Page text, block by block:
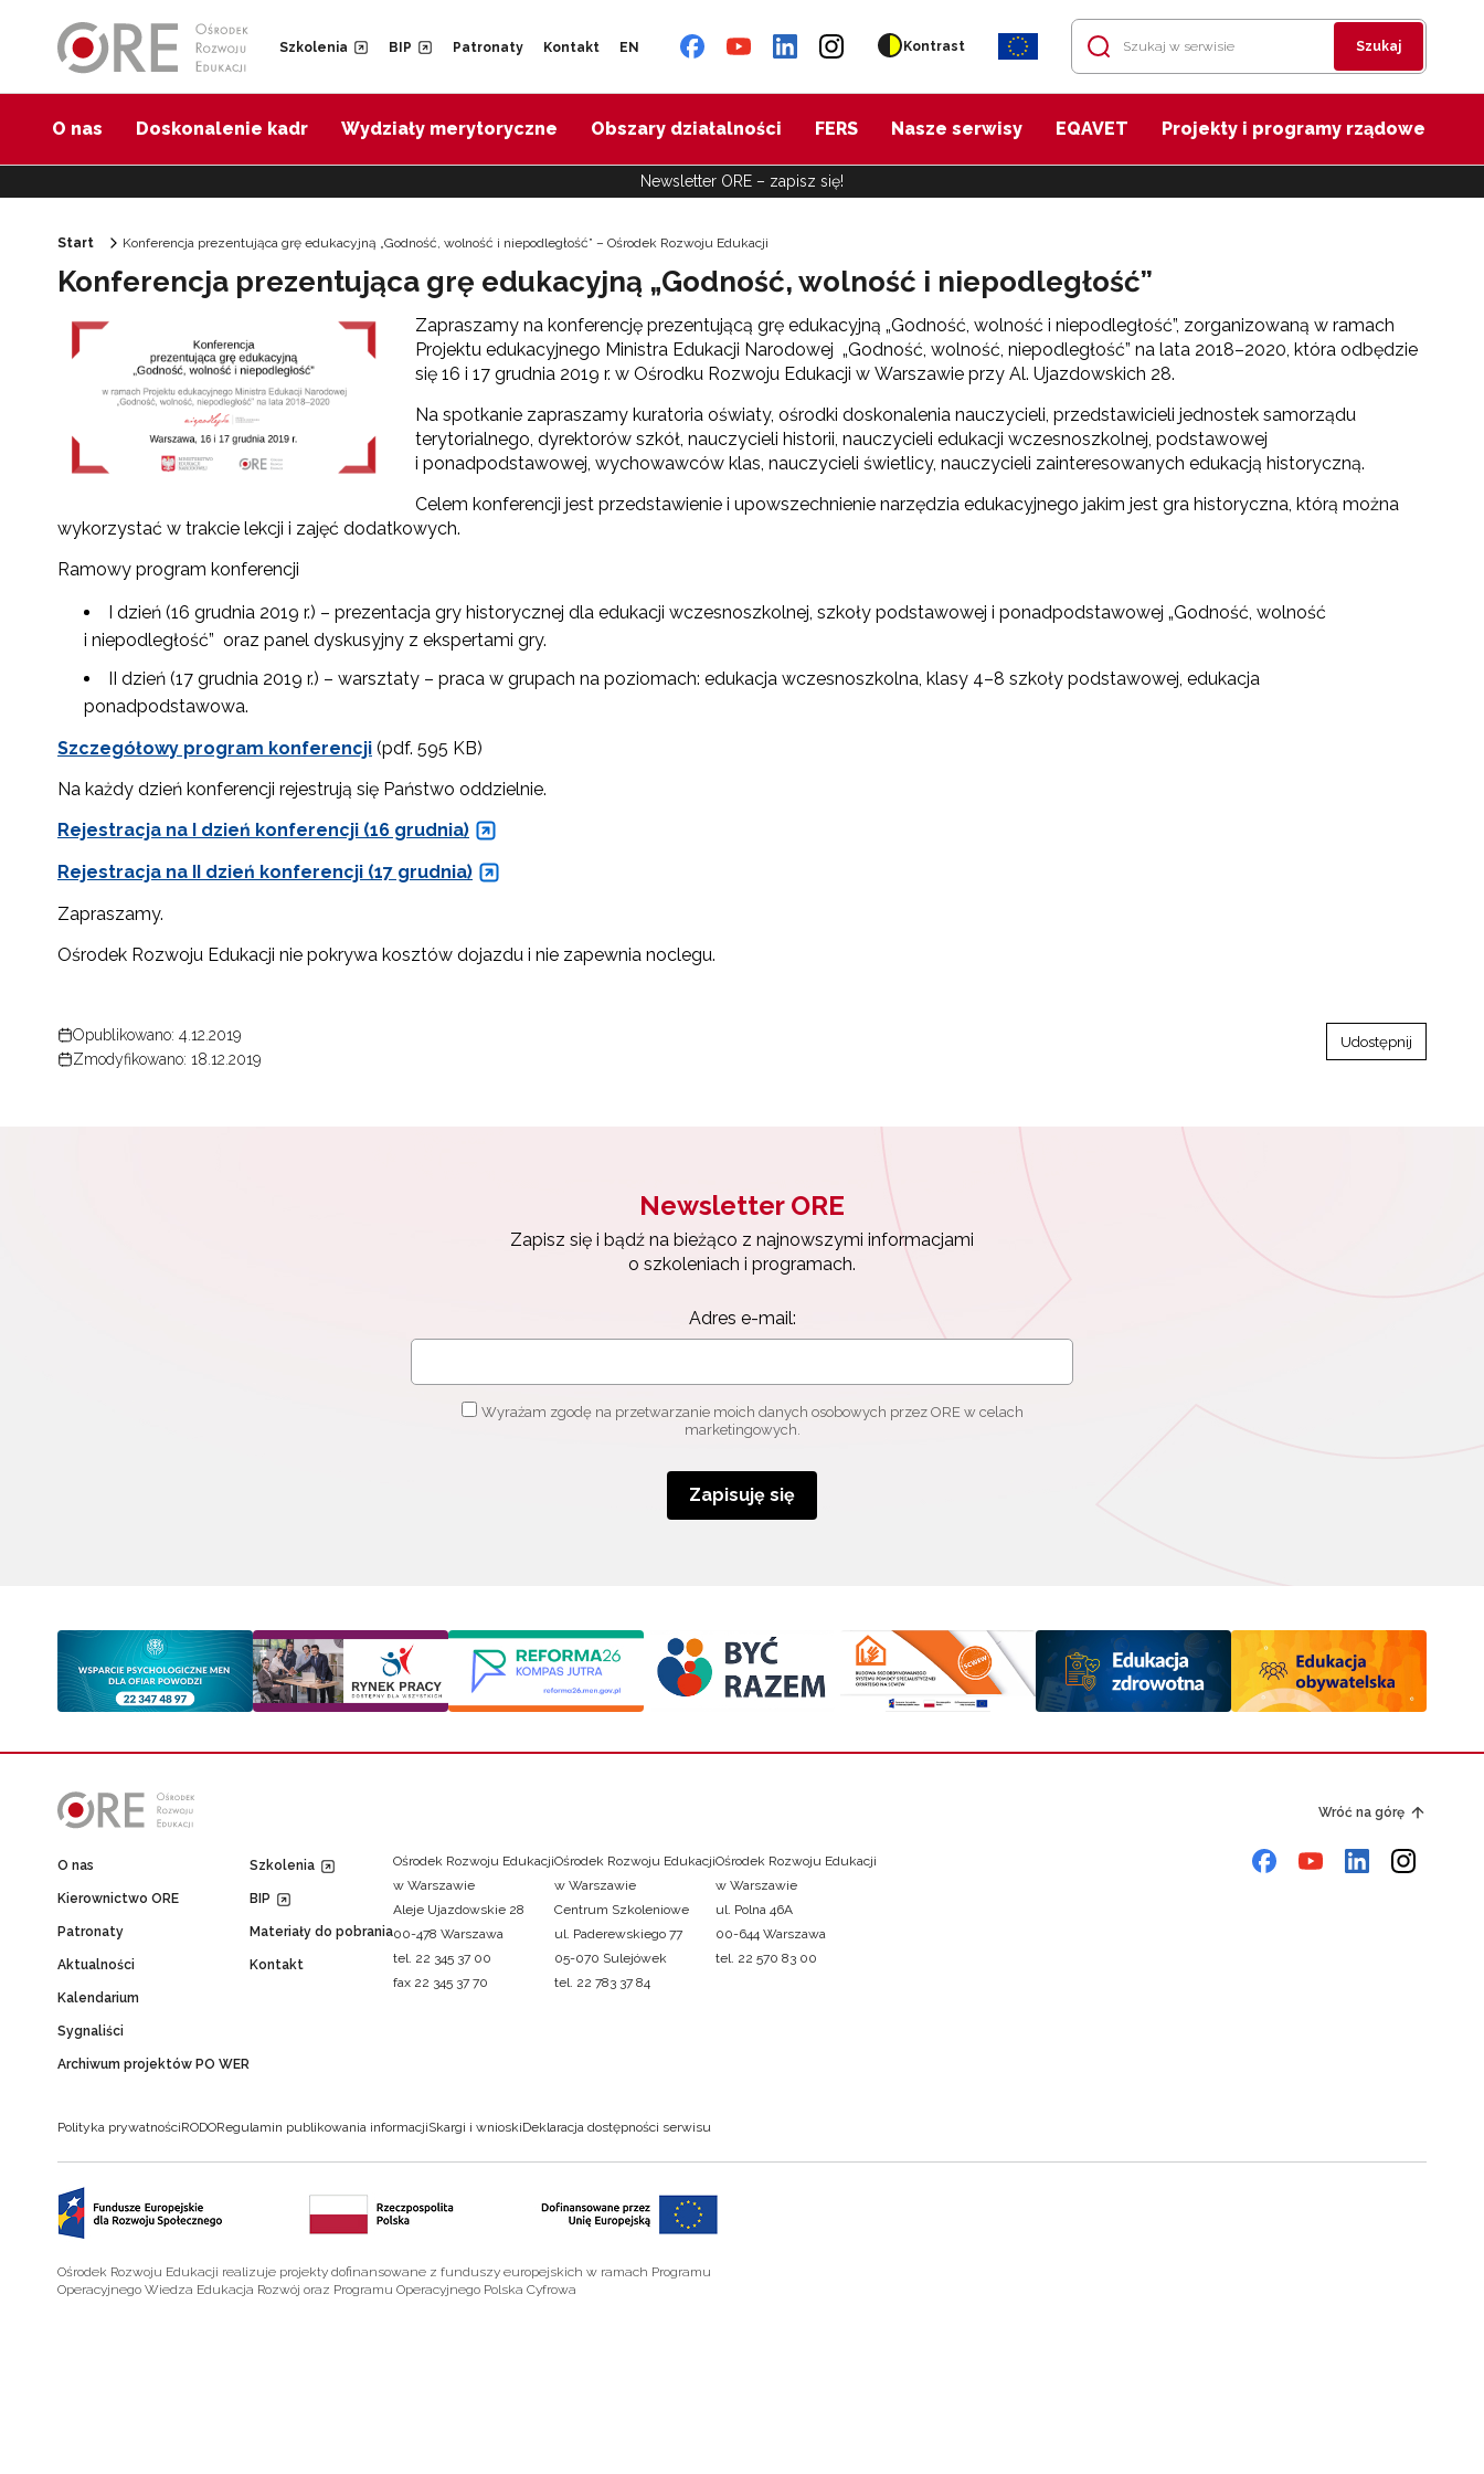
Szkolenia BIP Patronaty Kontakt EN Kontrast Szukaj
O nas Doskonalenie kadr Wydziały merytoryczne Obszary działalności FERS Nasze serwisy EQAVET Projekty i programy rządowe
Newsletter ORE – zapisz się!
Start Konferencja prezentująca grę edukacyjną „Godność, wolność i niepodległość” – Ośrodek Rozwoju Edukacji
Konferencja prezentująca grę edukacyjną „Godność, wolność i niepodległość”
Zapraszamy na konferencję prezentującą grę edukacyjną „Godność, wolność i niepodległość”, zorganizowaną w ramach
Projektu edukacyjnego Ministra Edukacji Narodowej „Godność, wolność, niepodległość” na lata 2018–2020, która odbędzie
się 16 i 17 grudnia 2019 r. w Ośrodku Rozwoju Edukacji w Warszawie przy Al. Ujazdowskich 28.
Na spotkanie zapraszamy kuratoria oświaty, ośrodki doskonalenia nauczycieli, przedstawicieli jednostek samorządu
terytorialnego, dyrektorów szkół, nauczycieli historii, nauczycieli edukacji wczesnoszkolnej, podstawowej
i ponadpodstawowej, wychowawców klas, nauczycieli świetlicy, nauczycieli zainteresowanych edukacją historyczną.
Celem konferencji jest przedstawienie i upowszechnienie narzędzia edukacyjnego jakim jest gra historyczna, którą można
wykorzystać w trakcie lekcji i zajęć dodatkowych.
Ramowy program konferencji
I dzień (16 grudnia 2019 r.) – prezentacja gry historycznej dla edukacji wczesnoszkolnej, szkoły podstawowej i ponadpodstawowej „Godność, wolność
i niepodległość” oraz panel dyskusyjny z ekspertami gry.
II dzień (17 grudnia 2019 r.) – warsztaty – praca w grupach na poziomach: edukacja wczesnoszkolna, klasy 4–8 szkoły podstawowej, edukacja
ponadpodstawowa.
Szczegółowy program konferencji (pdf. 595 KB)
Na każdy dzień konferencji rejestrują się Państwo oddzielnie.
Rejestracja na I dzień konferencji (16 grudnia)
Rejestracja na II dzień konferencji (17 grudnia)
Zapraszamy.
Ośrodek Rozwoju Edukacji nie pokrywa kosztów dojazdu i nie zapewnia noclegu.
Opublikowano: 4.12.2019
Zmodyfikowano: 18.12.2019
Udostępnij
Newsletter ORE
Zapisz się i bądź na bieżąco z najnowszymi informacjami
o szkoleniach i programach.
Adres e-mail:
Wyrażam zgodę na przetwarzanie moich danych osobowych przez ORE w celach
marketingowych.
Zapisuję się
Wróć na górę
O nas
Kierownictwo ORE
Patronaty
Aktualności
Kalendarium
Sygnaliści
Archiwum projektów PO WER
Szkolenia
BIP
Materiały do pobrania
Kontakt
Ośrodek Rozwoju Edukacji
w Warszawie
Aleje Ujazdowskie 28
00-478 Warszawa
tel. 22 345 37 00
fax 22 345 37 70
Ośrodek Rozwoju Edukacji
w Warszawie
Centrum Szkoleniowe
ul. Paderewskiego 77
05-070 Sulejówek
tel. 22 783 37 84
Ośrodek Rozwoju Edukacji
w Warszawie
ul. Polna 46A
00-644 Warszawa
tel. 22 570 83 00
Polityka prywatnościRODORegulamin publikowania informacjiSkargi i wnioskiDeklaracja dostępności serwisu
Ośrodek Rozwoju Edukacji realizuje projekty dofinansowane z funduszy europejskich w ramach Programu
Operacyjnego Wiedza Edukacja Rozwój oraz Programu Operacyjnego Polska Cyfrowa